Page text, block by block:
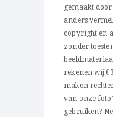
gemaakt
anders
copyright en
zonder
rekenen wij
maken
van onze
gebruiken?